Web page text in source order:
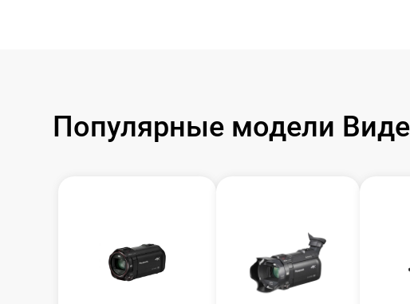
Популярные модели